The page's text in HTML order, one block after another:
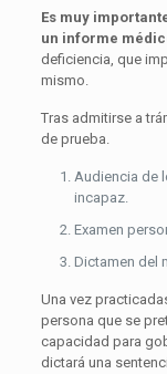
Es muy
un informe
deficiencia, que
mismo.
Tras admitirse a
de prueba.
Audiencia de
incapaz.
Examen
Dictamen del
Una vez
persona que se
capacidad para
dictará una